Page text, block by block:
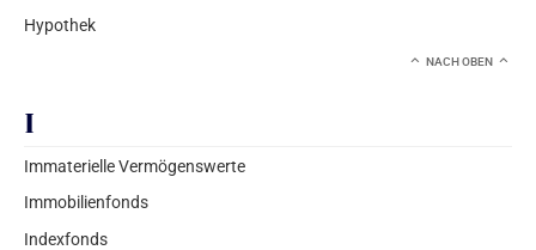
Hypothek
NACH OBEN
I
Immaterielle Vermögenswerte
Immobilienfonds
Indexfonds